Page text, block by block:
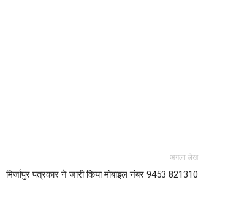
अगला लेख
मिर्जापुर पत्रकार ने जारी किया मोबाइल नंबर 9453 821310